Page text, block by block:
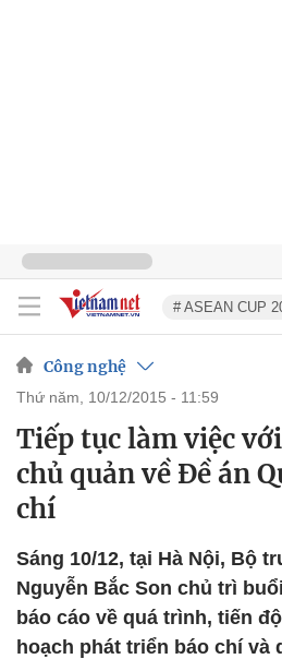
# ASEAN CUP
Công nghệ
thứ năm, 10/12/2015 - 11:59
Tiếp tục làm việc
chủ quản về Đề án
chí
Sáng 10/12, tại Hà Nội, Bộ
Nguyễn Bắc Son chủ trì
báo cáo về quá trình, tiến
hoạch phát triển báo chí và